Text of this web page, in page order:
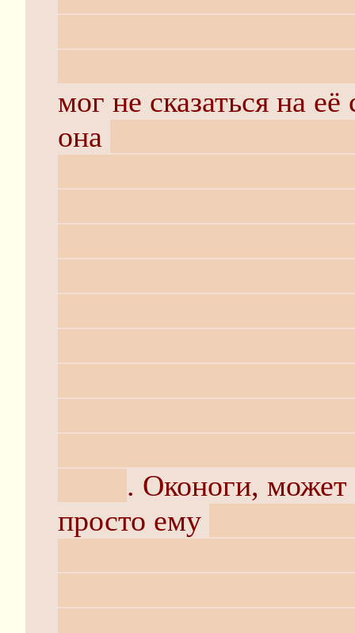
мог не сказаться на
она
. Оконоги,
просто ему